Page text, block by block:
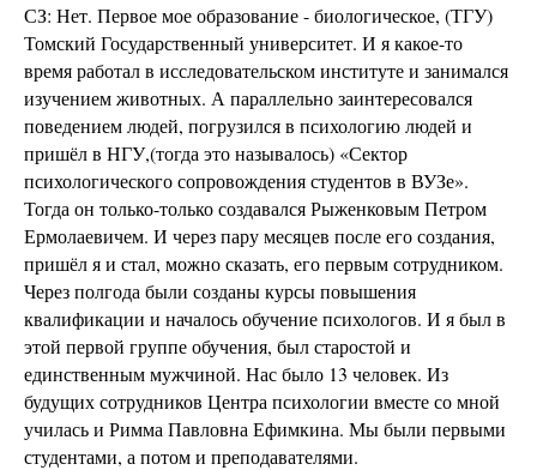
СЗ: Нет. Первое мое образование - биологическое, (ТГУ)
Томский Государственный университет. И я какое-то
время работал в исследовательском институте и занимался
изучением животных. А параллельно заинтересовался
поведением людей, погрузился в психологию людей и
пришёл в НГУ,(тогда это называлось) «Сектор
психологического сопровождения студентов в ВУЗе».
Тогда он только-только создавался Рыженковым Петром
Ермолаевичем. И через пару месяцев после его создания,
пришёл я и стал, можно сказать, его первым сотрудником.
Через полгода были созданы курсы повышения
квалификации и началось обучение психологов. И я был в
этой первой группе обучения, был старостой и
единственным мужчиной. Нас было 13 человек. Из
будущих сотрудников Центра психологии вместе со мной
училась и Римма Павловна Ефимкина. Мы были первыми
студентами, а потом и преподавателями.